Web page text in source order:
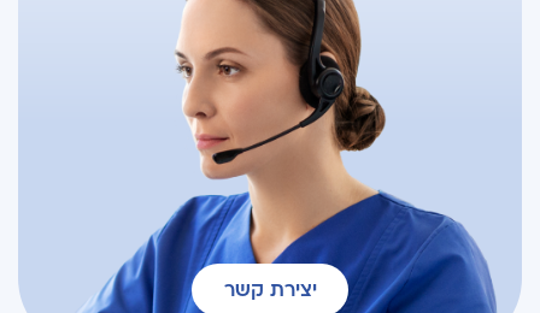
יצירת קשר